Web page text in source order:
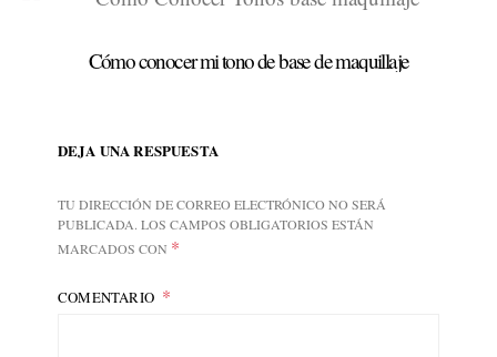
Cómo conocer mi tono de base de maquillaje
DEJA UNA RESPUESTA
TU DIRECCIÓN DE CORREO ELECTRÓNICO NO SERÁ
PUBLICADA. LOS CAMPOS OBLIGATORIOS ESTÁN
MARCADOS CON *
COMENTARIO